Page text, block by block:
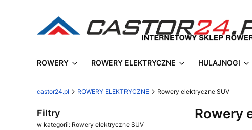
ROWERY ROWERY ELEKTRYCZNE HULAJNOGI
castor24.pl ROWERY ELEKTRYCZNE Rowery elektryczne SUV
Filtry
w kategorii: Rowery elektryczne SUV
Rowery